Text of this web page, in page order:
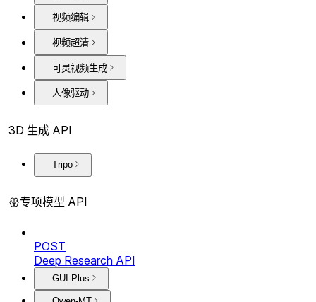
视频编辑
视频超清
可灵视频生成
人像驱动
3D 生成 API
Tripo
专项模型 API
POST
Deep Research API
GUI-Plus